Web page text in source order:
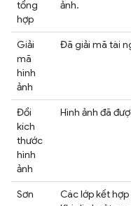
tổng
hợp
ảnh.
Giải
mã
hình
ảnh
Đã giải mã tài
Đổi
kích
thước
hình
ảnh
Hình ảnh đã
Sơn
Các lớp kết